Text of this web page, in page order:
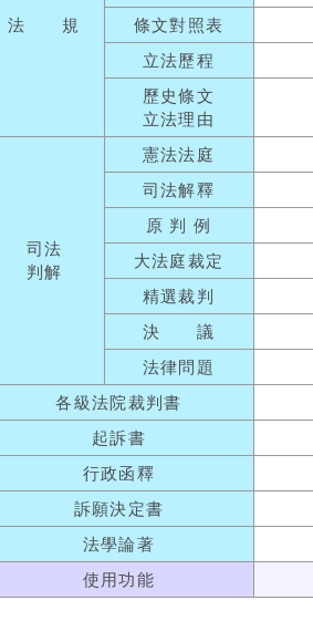
法 規
條文對照表
立法歷程
歷史條文
立法理由
司法
判解
憲法法庭
司法解釋
原 判 例
大法庭裁定
精選裁判
決 議
法律問題
各級法院裁判書
起訴書
行政函釋
訴願決定書
法學論著
使用功能